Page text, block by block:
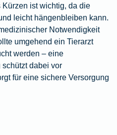
ist wichtig, da die
leicht hängenbleiben kann.
Notwendigkeit
umgehend ein Tierarzt
werden – eine
schützt dabei vor
für eine sichere Versorgung